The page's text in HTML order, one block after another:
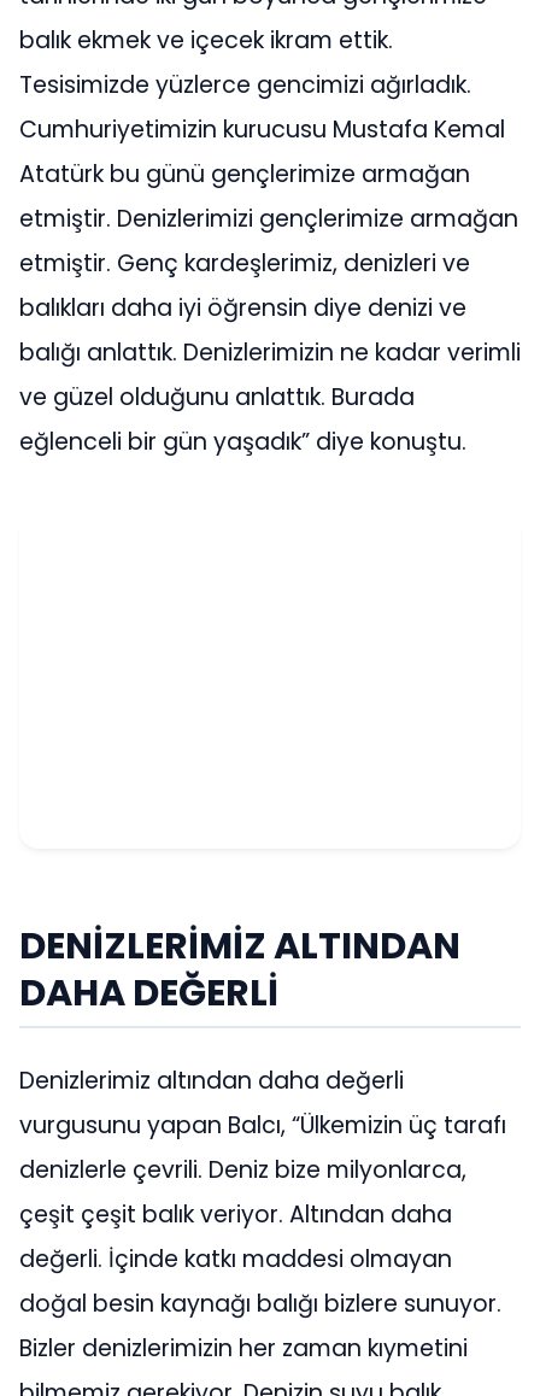
balık ekmek ve içecek ikram ettik.
Tesisimizde yüzlerce gencimizi ağırladık.
Cumhuriyetimizin kurucusu Mustafa Kemal
Atatürk bu günü gençlerimize armağan
etmiştir. Denizlerimizi gençlerimize armağan
etmiştir. Genç kardeşlerimiz, denizleri ve
balıkları daha iyi öğrensin diye denizi ve
balığı anlattık. Denizlerimizin ne kadar verimli
ve güzel olduğunu anlattık. Burada
eğlenceli bir gün yaşadık” diye konuştu.
DENİZLERİMİZ ALTINDAN
DAHA DEĞERLİ
Denizlerimiz altından daha değerli
vurgusunu yapan Balcı, “Ülkemizin üç tarafı
denizlerle çevrili. Deniz bize milyonlarca,
çeşit çeşit balık veriyor. Altından daha
değerli. İçinde katkı maddesi olmayan
doğal besin kaynağı balığı bizlere sunuyor.
Bizler denizlerimizin her zaman kıymetini